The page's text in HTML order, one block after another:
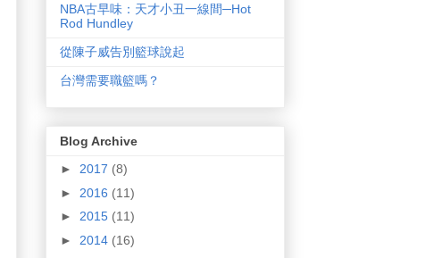
NBA古早味：天才小丑一線間─Hot
Rod Hundley
從陳子威告別籃球說起
台灣需要職籃嗎？
Blog Archive
► 2017 (8)
► 2016 (11)
► 2015 (11)
► 2014 (16)